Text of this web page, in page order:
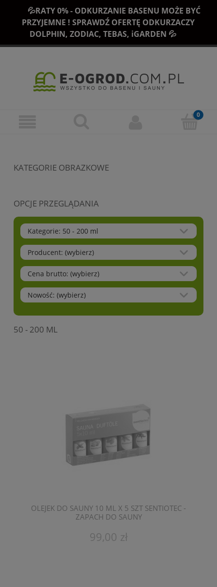
💦RATY 0% - ODKURZANIE BASENU MOŻE BYĆ
PRZYJEMNE ! SPRAWDŹ OFERTĘ ODKURZACZY
DOLPHIN, ZODIAC, TEBAS, iGARDEN 💦
KATEGORIE OBRAZKOWE
OPCJE PRZEGLĄDANIA
Kategorie: 50 - 200 ml
Producent: (wybierz)
Cena brutto: (wybierz)
Nowość: (wybierz)
50 - 200 ML
OLEJEK DO SAUNY 10 ML X 5 SZT SENTIOTEC -
ZAPACH DO SAUNY
99,00 zł